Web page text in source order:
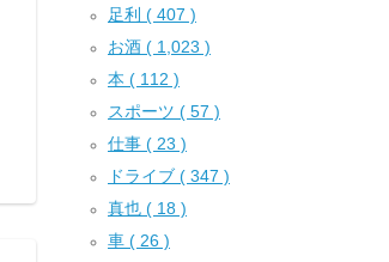
足利 ( 407 )
お酒 ( 1,023 )
本 ( 112 )
スポーツ ( 57 )
仕事 ( 23 )
ドライブ ( 347 )
真也 ( 18 )
車 ( 26 )